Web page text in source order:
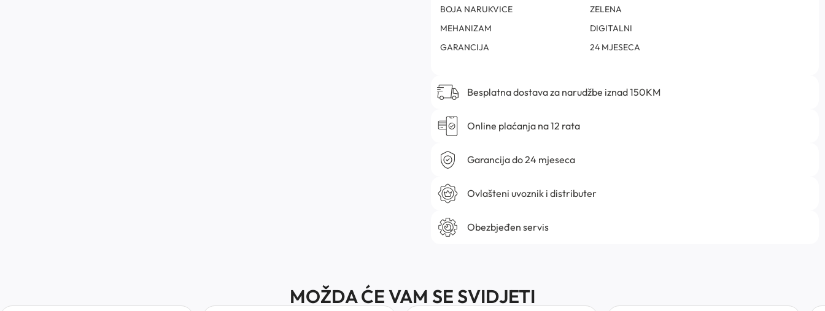
BOJA NARUKVICE
ZELENA
MEHANIZAM
DIGITALNI
GARANCIJA
24 MJESECA
Besplatna dostava za narudžbe iznad 150KM
Online plaćanja na 12 rata
Garancija do 24 mjeseca
Ovlašteni uvoznik i distributer
Obezbjeđen servis
MOŽDA ĆE VAM SE SVIDJETI